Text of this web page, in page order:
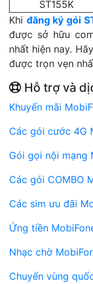
ST155K
Khi đăng ký gói
được sở hữu
nhất hiện nay.
được trọn vẹn
Hỗ trợ và
Khuyến mãi
Các gói cước 4G
Gói gọi nội mạng
Các gói COMBO
Các sim ưu đãi
Ứng tiền
Nhạc chờ
Chuyển vùng